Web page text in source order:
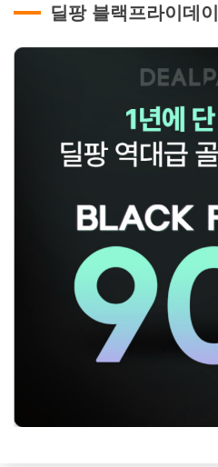
딜팡 블랙프라이데이